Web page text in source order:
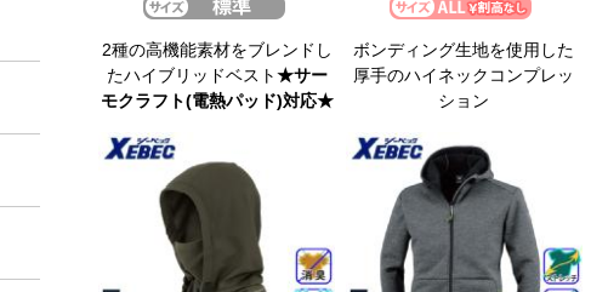
2種の高機能素材をブレンドし
たハイブリッドベスト★サー
モクラフト(電熱パッド)対応★
ボンディング生地を使用した
厚手のハイネックコンプレッ
ション